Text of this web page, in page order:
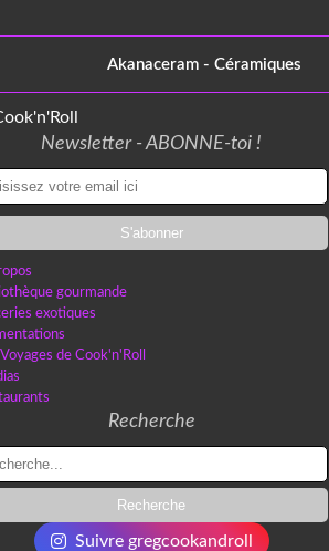
Akanaceram - Céramiques
Newsletter - ABONNE-toi !
gourmande
exotiques
de Cook'n'Roll
Recherche
Suivre gregcookandroll